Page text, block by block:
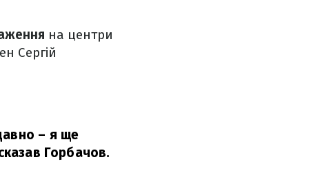
на центри
Сергій
– я ще
Горбачов.